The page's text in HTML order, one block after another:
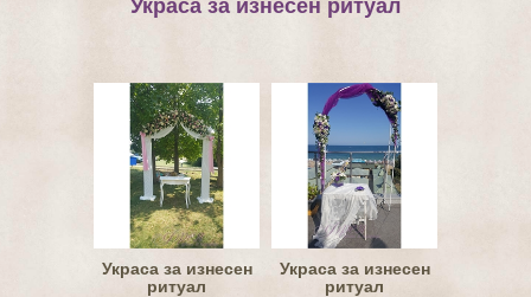
Украса за изнесен ритуал
Украса за изнесен
ритуал
Украса за изнесен
ритуал